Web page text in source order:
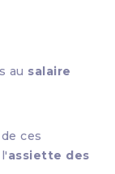
au salaire
ces
assiette des